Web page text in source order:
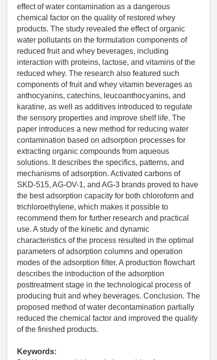
effect of water contamination as a dangerous
chemical factor on the quality of restored whey
products. The study revealed the effect of organic
water pollutants on the formulation components of
reduced fruit and whey beverages, including
interaction with proteins, lactose, and vitamins of the
reduced whey. The research also featured such
components of fruit and whey vitamin beverages as
anthocyanins, catechins, leucoanthocyanins, and
karatine, as well as additives introduced to regulate
the sensory properties and improve shelf life. The
paper introduces a new method for reducing water
contamination based on adsorption processes for
extracting organic compounds from aqueous
solutions. It describes the specifics, patterns, and
mechanisms of adsorption. Activated carbons of
SKD-515, AG-OV-1, and AG-3 brands proved to have
the best adsorption capacity for both chloroform and
trichloroethylene, which makes it possible to
recommend them for further research and practical
use. A study of the kinetic and dynamic
characteristics of the process resulted in the optimal
parameters of adsorption columns and operation
modes of the adsorption filter. A production flowchart
describes the introduction of the adsorption
posttreatment stage in the technological process of
producing fruit and whey beverages. Conclusion. The
proposed method of water decontamination partially
reduced the chemical factor and improved the quality
of the finished products.
Keywords: